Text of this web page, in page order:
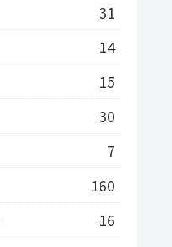
31
14
15
30
7
160
16